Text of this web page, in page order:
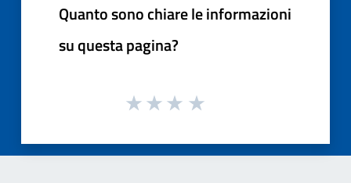
Quanto sono chiare le informazioni
su questa pagina?